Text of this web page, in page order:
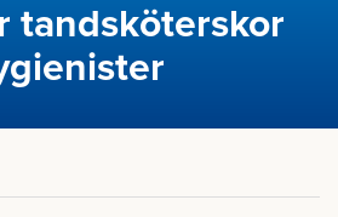
tandsköterskor